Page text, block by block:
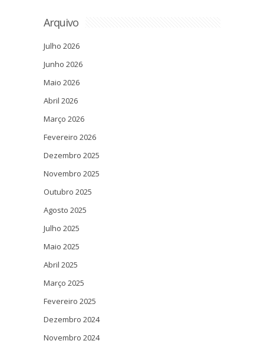
Arquivo
Julho 2026
Junho 2026
Maio 2026
Abril 2026
Março 2026
Fevereiro 2026
Dezembro 2025
Novembro 2025
Outubro 2025
Agosto 2025
Julho 2025
Maio 2025
Abril 2025
Março 2025
Fevereiro 2025
Dezembro 2024
Novembro 2024